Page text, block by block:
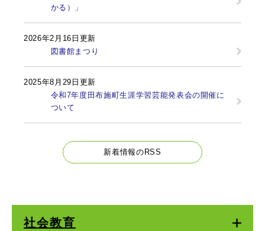
かる）」
2026年2月16日更新
図書館まつり
2025年8月29日更新
令和7年度田布施町生涯学習芸能発表会の開催に
ついて
新着情報のRSS
社会教育